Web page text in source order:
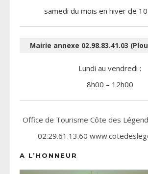
samedi du mois en hiver de
Mairie annexe 02.98.83.41.03
Lundi au vendredi :
8h00 – 12h00
Office de Tourisme Côte des
02.29.61.13.60
A L’HONNEUR